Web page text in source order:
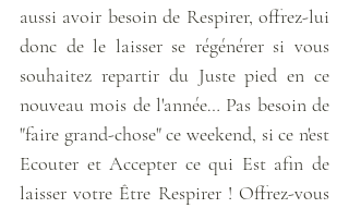
aussi avoir besoin de Respirer, offrez-lui
donc de le laisser se régénérer si vous
souhaitez repartir du Juste pied en ce
nouveau mois de l'année… Pas besoin de
"faire grand-chose" ce weekend, si ce n'est
Ecouter et Accepter ce qui Est afin de
laisser votre Être Respirer ! Offrez-vous